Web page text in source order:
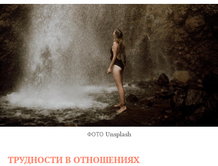
ФОТО Unsplash
ТРУДНОСТИ В ОТНОШЕНИЯХ